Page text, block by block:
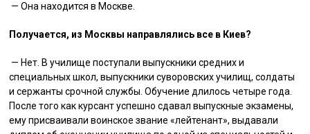
— Она находится в Москве.
Получается, из Москвы направлялись все в Киев?
— Нет. В училище поступали выпускники средних и
специальных школ, выпускники суворовских училищ, солдаты
и сержанты срочной службы. Обучение длилось четыре года.
После того как курсант успешно сдавал выпускные экзамены,
ему присваивали воинское звание «лейтенант», выдавали